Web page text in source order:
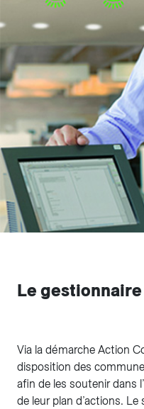
Le
Via la démarche Action
disposition des
afin de les soutenir dans
de leur plan d’actions.